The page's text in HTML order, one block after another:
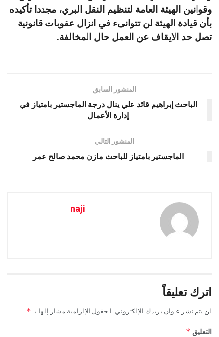
وقوانين الهيئة العامة لتنظيم النقل البري، مجددا تأكيده
بأن قيادة الهيئة لن تتوانىء في انزال عقوبات قانونية
تصل حد الايقاف عن العمل حال المخالفة.
المنشور السابق
الباحث إبراهيم قائد علي ينال درجة الماجستير بامتياز في
إدارة الأعمال
المنشور التالي
الماجستير بامتياز للباحث مازن محمد صالح عمر
naji
اترك تعليقاً
لن يتم نشر عنوان بريدك الإلكتروني. الحقول الإلزامية مشار إليها بـ *
التعليق *